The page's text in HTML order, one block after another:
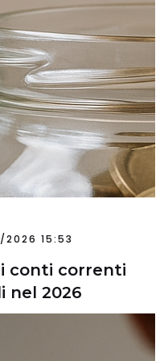
15:53
conti correnti
nel 2026